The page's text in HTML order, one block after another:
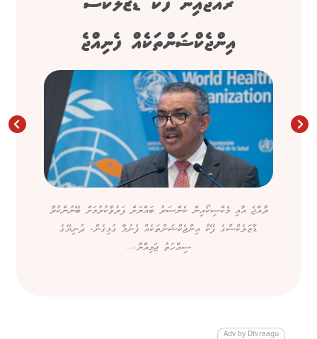
ރާއްޖެއިން ފޭކް ޑާޒަލެކްސް
އިންޖެކްޝަންތަކެއް ފެނިއްޖެ
ރާއްޖެ އާއި މެކްސިކޯއިން ކެންސަރު ބައްޔަށް ފަރުވާކުރުމަށް ބޭނުންކުރާ
ޑާޒަލެކްސްގެ ފޭކް އިންޖެކްޝަންތަކެއް ފެނުމާ ގުޅިގެން، ދުނިޔޭގެ
ސިއްހަތު ޖަމިއްޔާ،...
Adv by Dhiraagu